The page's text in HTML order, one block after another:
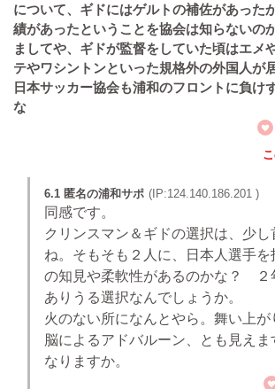
について、ギドにはゲルトの補佐があった
績があったということを協会は知らないの
ましてや、ギドが監督をしていた頃はエメ
テやワシントンといった規格外の外国人が
日本サッカー協会も浦和のフロントに負け
な
6.1 匿名の浦和サポ (IP:124.140.186.201 )
同感です。
クリンスマン＆ギドの選択は、少
ね。そもそも２人に、日本人選手
の知見や柔軟性があるのかな？ ２
ありうる選択なんでしょうか。
火のない所になんとやら。舞い上
脳によるアドバルーン、とも見えま
なりますか。